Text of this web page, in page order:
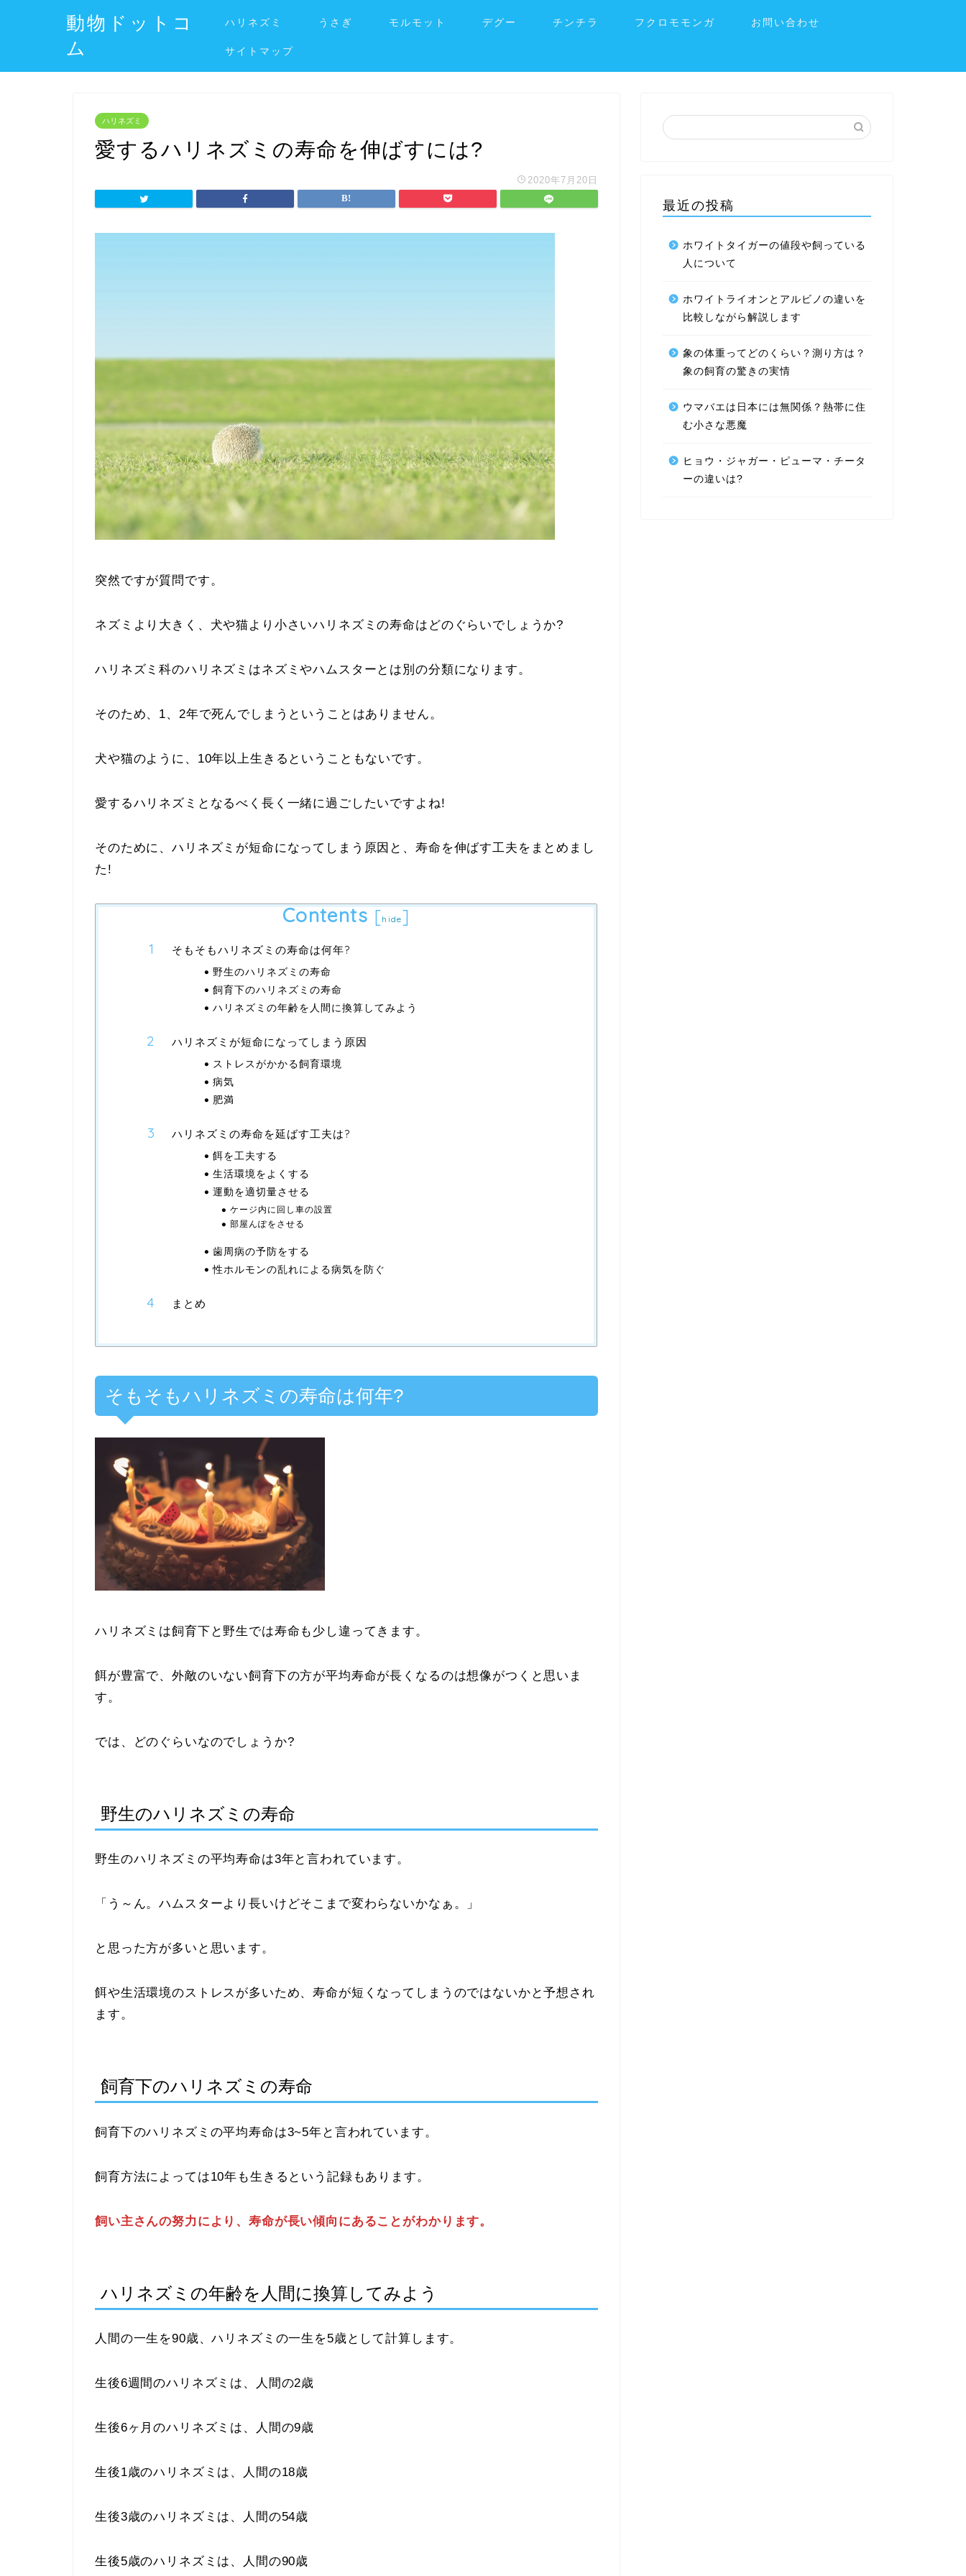
動物ドットコ
ム
ハリネズミ うさぎ モルモット デグー チンチラ フクロモモンガ お問い合わせ
サイトマップ
ハリネズミ
愛するハリネズミの寿命を伸ばすには?
2020年7月20日
突然ですが質問です。
ネズミより大きく、犬や猫より小さいハリネズミの寿命はどのぐらいでしょうか?
ハリネズミ科のハリネズミはネズミやハムスターとは別の分類になります。
そのため、1、2年で死んでしまうということはありません。
犬や猫のように、10年以上生きるということもないです。
愛するハリネズミとなるべく長く一緒に過ごしたいですよね!
そのために、ハリネズミが短命になってしまう原因と、寿命を伸ばす工夫をまとめまし
た!
Contents [hide]
そもそもハリネズミの寿命は何年?
野生のハリネズミの寿命
飼育下のハリネズミの寿命
ハリネズミの年齢を人間に換算してみよう
ハリネズミが短命になってしまう原因
ストレスがかかる飼育環境
病気
肥満
ハリネズミの寿命を延ばす工夫は?
餌を工夫する
生活環境をよくする
運動を適切量させる
ケージ内に回し車の設置
部屋んぽをさせる
歯周病の予防をする
性ホルモンの乱れによる病気を防ぐ
まとめ
そもそもハリネズミの寿命は何年?
ハリネズミは飼育下と野生では寿命も少し違ってきます。
餌が豊富で、外敵のいない飼育下の方が平均寿命が長くなるのは想像がつくと思いま
す。
では、どのぐらいなのでしょうか?
野生のハリネズミの寿命
野生のハリネズミの平均寿命は3年と言われています。
「う～ん。ハムスターより長いけどそこまで変わらないかなぁ。」
と思った方が多いと思います。
餌や生活環境のストレスが多いため、寿命が短くなってしまうのではないかと予想され
ます。
飼育下のハリネズミの寿命
飼育下のハリネズミの平均寿命は3~5年と言われています。
飼育方法によっては10年も生きるという記録もあります。
飼い主さんの努力により、寿命が長い傾向にあることがわかります。
ハリネズミの年齢を人間に換算してみよう
人間の一生を90歳、ハリネズミの一生を5歳として計算します。
生後6週間のハリネズミは、人間の2歳
生後6ヶ月のハリネズミは、人間の9歳
生後1歳のハリネズミは、人間の18歳
生後3歳のハリネズミは、人間の54歳
生後5歳のハリネズミは、人間の90歳
最近の投稿
ホワイトタイガーの値段や飼っている
人について
ホワイトライオンとアルビノの違いを
比較しながら解説します
象の体重ってどのくらい？測り方は？
象の飼育の驚きの実情
ウマバエは日本には無関係？熱帯に住
む小さな悪魔
ヒョウ・ジャガー・ピューマ・チータ
ーの違いは?